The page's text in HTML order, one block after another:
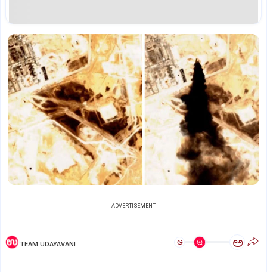
ADVERTISEMENT
TEAM UDAYAVANI ಅ ಅ